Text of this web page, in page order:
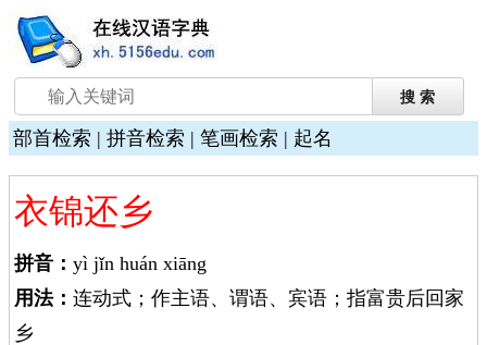
部首检索 | 拼音检索 | 笔画检索 | 起名
衣锦还乡
拼音： yì jǐn huán xiāng
用法： 连动式；作主语、谓语、宾语；指富贵后回家
乡